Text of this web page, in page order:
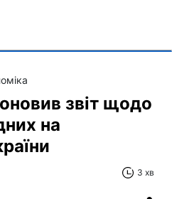
звіт щодо
на
3 хв